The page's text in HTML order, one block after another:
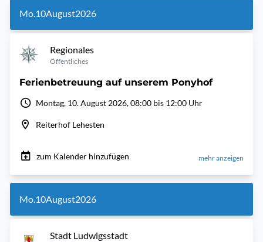
Mo.10August2026
Regionales
Öffentliches
Ferienbetreuung auf unserem Ponyhof
Montag, 10. August 2026, 08:00 bis 12:00 Uhr
Reiterhof Lehesten
zum Kalender hinzufügen mehr anzeigen
Mo.10August2026
Stadt Ludwigsstadt